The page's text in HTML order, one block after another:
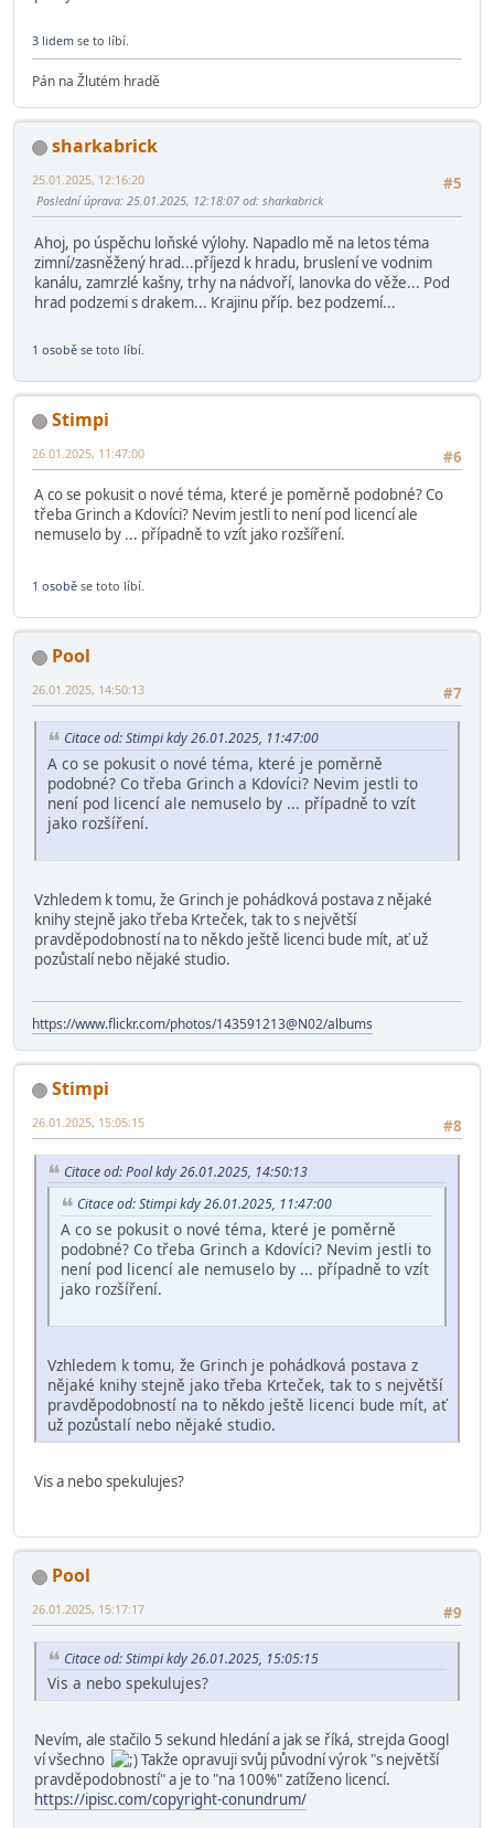
3 lidem se to líbí.
Pán na Žlutém hradě
sharkabrick
#5
25.01.2025, 12:16:20
Poslední úprava: 25.01.2025, 12:18:07 od: sharkabrick
Ahoj, po úspěchu loňské výlohy. Napadlo mě na letos téma
zimní/zasněžený hrad...příjezd k hradu, bruslení ve vodnim
kanálu, zamrzlé kašny, trhy na nádvoří, lanovka do věže... Pod
hrad podzemi s drakem... Krajinu příp. bez podzemí...
1 osobě se toto líbí.
Stimpi
#6
26.01.2025, 11:47:00
A co se pokusit o nové téma, které je poměrně podobné? Co
třeba Grinch a Kdovíci? Nevim jestli to není pod licencí ale
nemuselo by ... případně to vzít jako rozšíření.
1 osobě se toto líbí.
Pool
#7
26.01.2025, 14:50:13
Citace od: Stimpi kdy 26.01.2025, 11:47:00
A co se pokusit o nové téma, které je poměrně
podobné? Co třeba Grinch a Kdovíci? Nevim jestli to
není pod licencí ale nemuselo by ... případně to vzít
jako rozšíření.
Vzhledem k tomu, že Grinch je pohádková postava z nějaké
knihy stejně jako třeba Krteček, tak to s největší
pravděpodobností na to někdo ještě licenci bude mít, ať už
pozůstalí nebo nějaké studio.
https://www.flickr.com/photos/143591213@N02/albums
Stimpi
#8
26.01.2025, 15:05:15
Citace od: Pool kdy 26.01.2025, 14:50:13
Citace od: Stimpi kdy 26.01.2025, 11:47:00
A co se pokusit o nové téma, které je poměrně
podobné? Co třeba Grinch a Kdovíci? Nevim jestli to
není pod licencí ale nemuselo by ... případně to vzít
jako rozšíření.
Vzhledem k tomu, že Grinch je pohádková postava z
nějaké knihy stejně jako třeba Krteček, tak to s největší
pravděpodobností na to někdo ještě licenci bude mít, ať
už pozůstalí nebo nějaké studio.
Vis a nebo spekulujes?
Pool
#9
26.01.2025, 15:17:17
Citace od: Stimpi kdy 26.01.2025, 15:05:15
Vis a nebo spekulujes?
Nevím, ale stačilo 5 sekund hledání a jak se říká, strejda Googl
ví všechno
Takže opravuji svůj původní výrok "s největší
pravděpodobností" a je to "na 100%" zatíženo licencí.
https://ipisc.com/copyright-conundrum/